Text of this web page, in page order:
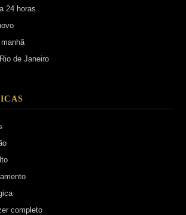
24 horas
de Janeiro
completo